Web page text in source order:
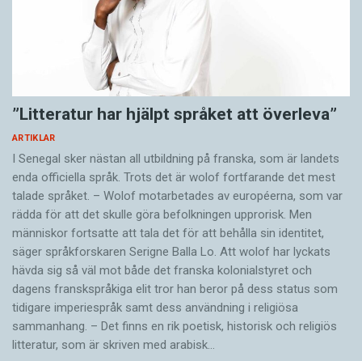
”Litteratur har hjälpt språket att överleva”
ARTIKLAR
I Senegal sker nästan all utbildning på franska, som är landets
enda officiella språk. Trots det är wolof fortfarande det mest
talade språket. – Wolof motarbetades av européerna, som var
rädda för att det skulle göra befolkningen upprorisk. Men
människor fortsatte att tala det för att behålla sin identitet,
säger språkforskaren Serigne Balla Lo. Att wolof har lyckats
hävda sig så väl mot både det franska kolonialstyret och
dagens franskspråkiga elit tror han beror på dess status som
tidigare imperiespråk samt dess användning i religiösa
sammanhang. – Det finns en rik poetisk, historisk och reli­giös
litteratur, som är skriven med arabisk…